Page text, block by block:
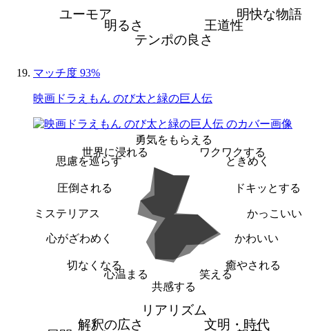
明快な物語
王道性
テンポの良さ
明るさ
ユーモア
マッチ度 93%
映画ドラえもん のび太と緑の巨人伝
勇気をもらえる
ワクワクする
ときめく
ドキッとする
かっこいい
かわいい
癒やされる
笑える
共感する
心温まる
切なくなる
心がざわめく
ミステリアス
圧倒される
思慮を巡らす
世界に浸れる
リアリズム
文明・時代
解釈の広さ